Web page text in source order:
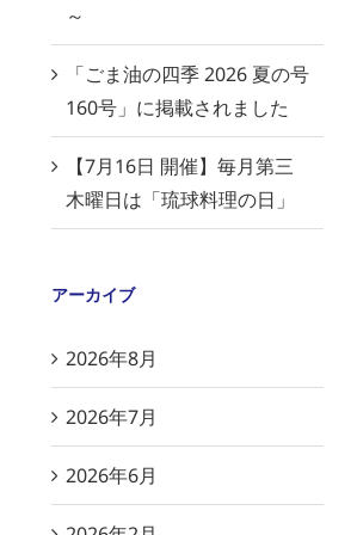
～
「ごま油の四季 2026 夏の号
160号」に掲載されました
【7月16日 開催】毎月第三
木曜日は「琉球料理の日」
アーカイブ
2026年8月
2026年7月
2026年6月